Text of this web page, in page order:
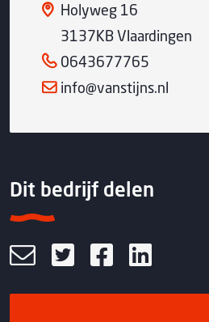
Holyweg 16
3137KB Vlaardingen
0643677765
info@vanstijns.nl
Dit bedrijf delen